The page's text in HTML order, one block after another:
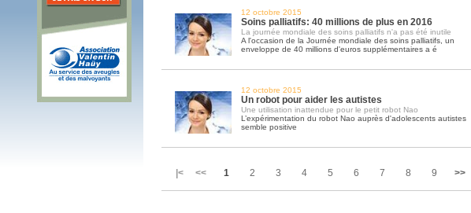
12 octobre 2015
Soins palliatifs: 40 millions de plus en 2016
La journée mondiale des soins palliatifs n'a pas été inutile
A l'occasion de la Journée mondiale des soins palliatifs, un
enveloppe de 40 millions d'euros supplémentaires a é
12 octobre 2015
Un robot pour aider les autistes
Une utilisation inattendue pour le petit robot Nao
L’expérimentation du robot Nao auprès d'adolescents autistes
semble positive
|< << 1 2 3 4 5 6 7 8 9 >>